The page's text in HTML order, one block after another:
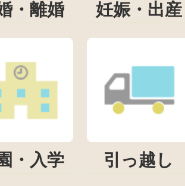
・離婚 妊娠・出産
・入学 引っ越し